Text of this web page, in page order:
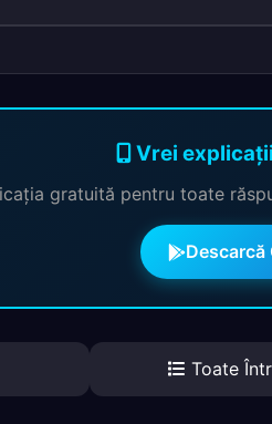
Vrei
gratuită pentru toate
Descarcă
Toate